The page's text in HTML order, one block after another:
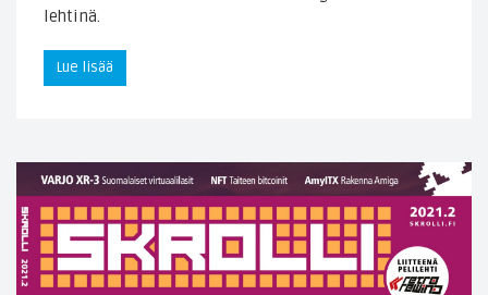
lehtinä.
Lue lisää